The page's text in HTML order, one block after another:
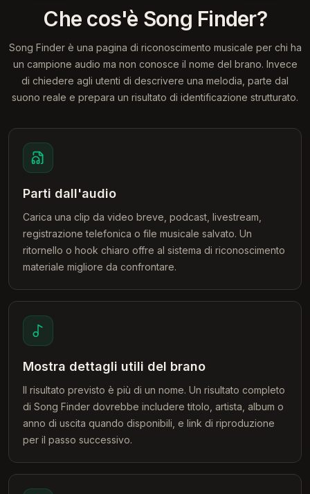
Che cos'è Song Finder?
Song Finder è una pagina di riconoscimento musicale per chi ha
un campione audio ma non conosce il nome del brano. Invece
di chiedere agli utenti di descrivere una melodia, parte dal
suono reale e prepara un risultato di identificazione strutturato.
Parti dall'audio
Carica una clip da video breve, podcast, livestream,
registrazione telefonica o file musicale salvato. Un
ritornello o hook chiaro offre al sistema di riconoscimento
materiale migliore da confrontare.
Mostra dettagli utili del brano
Il risultato previsto è più di un nome. Un risultato completo
di Song Finder dovrebbe includere titolo, artista, album o
anno di uscita quando disponibili, e link di riproduzione
per il passo successivo.